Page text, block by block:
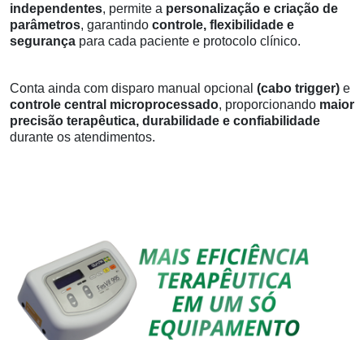
independentes, permite a personalização e criação de
parâmetros, garantindo controle, flexibilidade e
segurança para cada paciente e protocolo clínico.
Conta ainda com disparo manual opcional (cabo trigger) e
controle central microprocessado, proporcionando maior
precisão terapêutica, durabilidade e confiabilidade
durante os atendimentos.